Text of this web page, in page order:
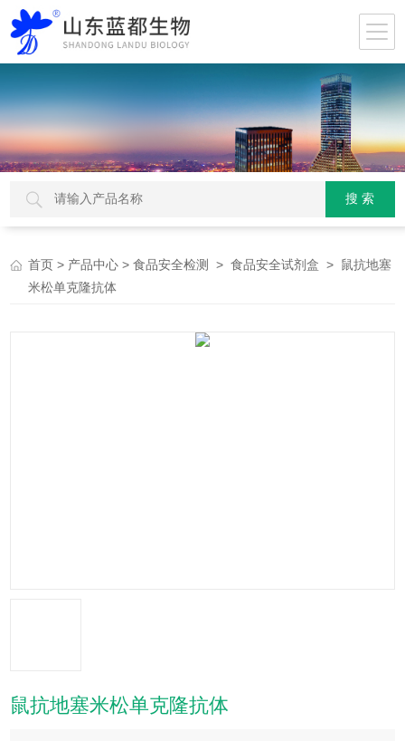
首页 > 产品中心 >食品安全检测 >食品安全试剂盒 > 鼠抗地塞
米松单克隆抗体
鼠抗地塞米松单克隆抗体